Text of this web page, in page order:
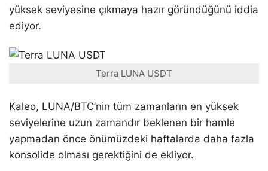
yüksek seviyesine çıkmaya hazır göründüğünü iddia
ediyor.
Terra LUNA USDT
Kaleo, LUNA/BTC’nin tüm zamanların en yüksek
seviyelerine uzun zamandır beklenen bir hamle
yapmadan önce önümüzdeki haftalarda daha fazla
konsolide olması gerektiğini de ekliyor.